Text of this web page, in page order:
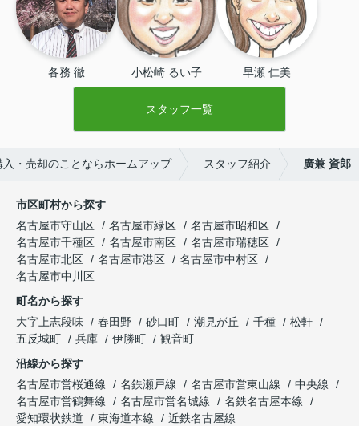
各務 徹 小松崎 るい子 早瀬 仁美
スタッフ一覧
・売却のことならホームアップ スタッフ紹介 廣兼 資郎
市区町村から探す
名古屋市守山区
名古屋市緑区
名古屋市昭和区
名古屋市千種区
名古屋市南区
名古屋市瑞穂区
名古屋市北区
名古屋市港区
名古屋市中村区
名古屋市中川区
町名から探す
大字上志段味
春田野 砂口町 潮見が丘 千種
松軒
五反城町
兵庫 伊勝町
観音町
沿線から探す
名古屋市営桜通線
名鉄瀬戸線 名古屋市営東山線
中央線
名古屋市営鶴舞線
名古屋市営名城線
名鉄名古屋本線
愛知環状鉄道
東海道本線
近鉄名古屋線